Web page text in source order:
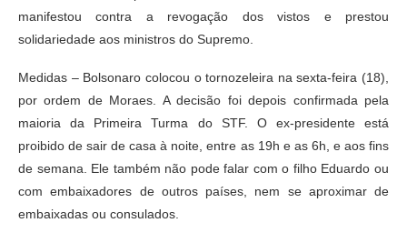
manifestou contra a revogação dos vistos e prestou
solidariedade aos ministros do Supremo.
Medidas – Bolsonaro colocou o tornozeleira na sexta-feira (18),
por ordem de Moraes. A decisão foi depois confirmada pela
maioria da Primeira Turma do STF. O ex-presidente está
proibido de sair de casa à noite, entre as 19h e as 6h, e aos fins
de semana. Ele também não pode falar com o filho Eduardo ou
com embaixadores de outros países, nem se aproximar de
embaixadas ou consulados.